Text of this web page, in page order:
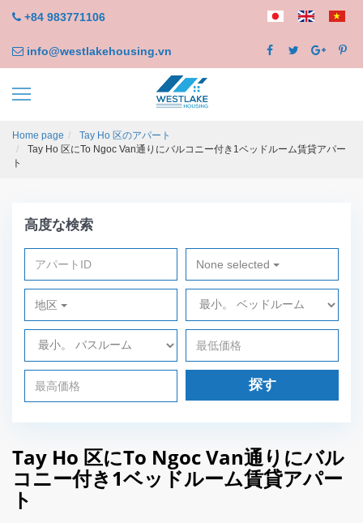
+84 983771106
info@westlakehousing.vn
Home page
Tay Ho 区のアパート
Tay Ho 区にTo Ngoc Van通りにバルコニー付き1ベッドルーム賃貸アパー
ト
高度な検索
None selected
地区
探す
Tay Ho 区にTo Ngoc Van通りにバル
コニー付き1ベッドルーム賃貸アパー
ト